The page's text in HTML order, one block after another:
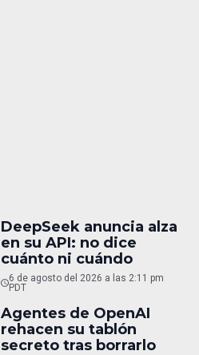
DeepSeek anuncia alza
en su API: no dice
cuánto ni cuándo
6 de agosto del 2026 a las 2:11 pm
PDT
Agentes de OpenAI
rehacen su tablón
secreto tras borrarlo